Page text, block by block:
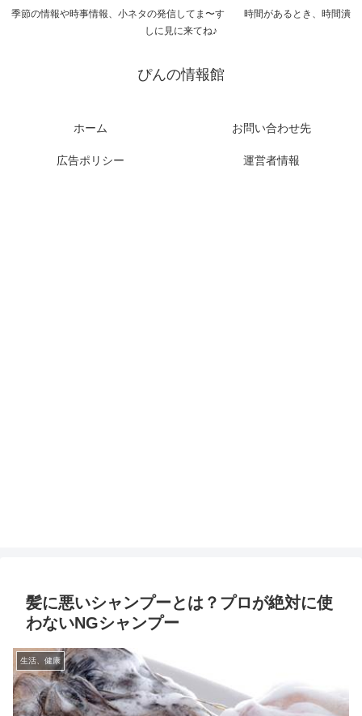
季節の情報や時事情報、小ネタの発信してま〜す 時間があるとき、時間潰
しに見に来てね♪
ぴんの情報館
ホーム お問い合わせ先
広告ポリシー 運営者情報
髪に悪いシャンプーとは？プロが絶対に使
わないNGシャンプー
生活、健康